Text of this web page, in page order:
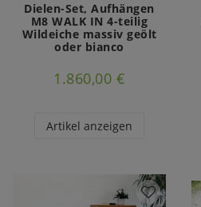
Dielen-Set, Aufhängen
M8 WALK IN 4-teilig
Wildeiche massiv geölt
oder bianco
1.860,00 €
Artikel anzeigen